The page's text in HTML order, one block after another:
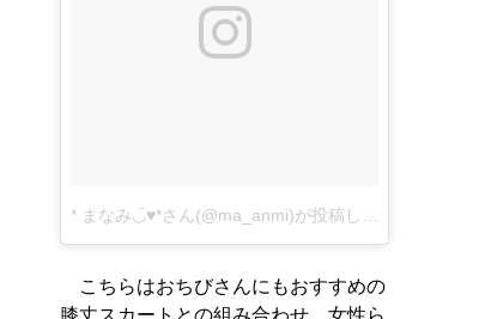
こちらはおちびさんにもおすすめの
膝丈スカートとの組み合わせ。女性ら